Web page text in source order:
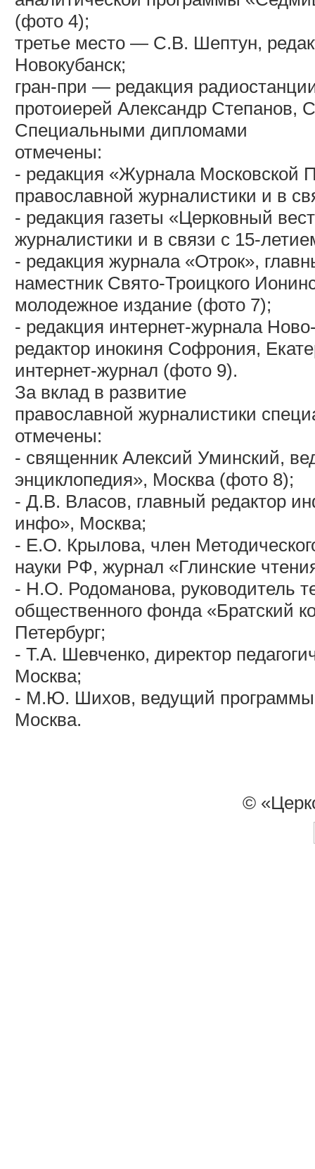
(фото 4);
третье место — С.В. Шептун,
Новокубанск;
гран-при — редакция
протоиерей Александр Степанов,
Специальными дипломами
отмечены:
- редакция «Журнала Московской
православной журналистики и в
- редакция газеты «Церковный
журналистики и в связи с 15-
- редакция журнала «Отрок»,
наместник Свято-Троицкого
молодежное издание (фото 7);
- редакция интернет-журнала
редактор инокиня Софрония,
интернет-журнал (фото 9).
За вклад в развитие
православной журналистики
отмечены:
- священник Алексий Уминский,
энциклопедия», Москва (фото 8);
- Д.В. Власов, главный редактор
инфо», Москва;
- Е.О. Крылова, член
науки РФ, журнал «Глинские
- Н.О. Родоманова, руководитель
общественного фонда «Братский
Петербург;
- Т.А. Шевченко, директор
Москва;
- М.Ю. Шихов, ведущий программы
Москва.
©